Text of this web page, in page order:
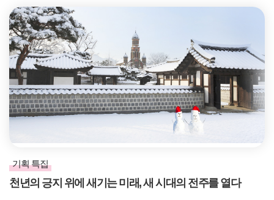
기획 특집
천년의 긍지 위에 새기는 미래, 새 시대의 전주를 열다